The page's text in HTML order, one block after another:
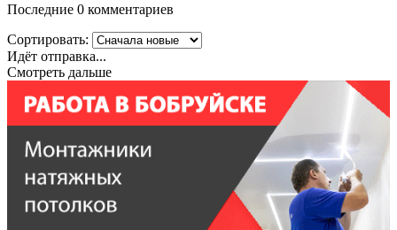
Последние 0 комментариев
Сортировать:
Идёт отправка...
Смотреть дальше